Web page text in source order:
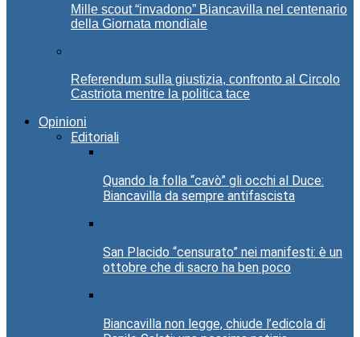
Mille scout “invadono” Biancavilla nel centenario
della Giornata mondiale
Referendum sulla giustizia, confronto al Circolo
Castriota mentre la politica tace
Opinioni
Editoriali
Quando la folla “cavò” gli occhi al Duce:
Biancavilla da sempre antifascista
San Placido “censurato” nei manifesti: è un
ottobre che di sacro ha ben poco
Biancavilla non legge, chiude l’edicola di